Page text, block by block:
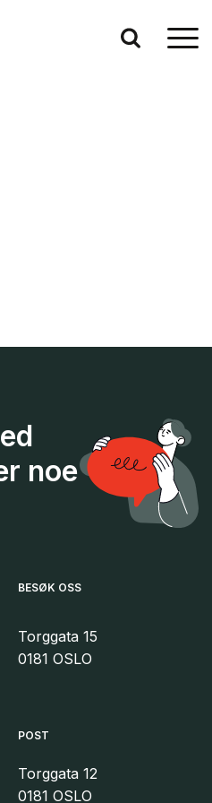
noe
BESØK OSS
Torggata 15
0181 OSLO
POST
Torggata 12
0181 OSLO